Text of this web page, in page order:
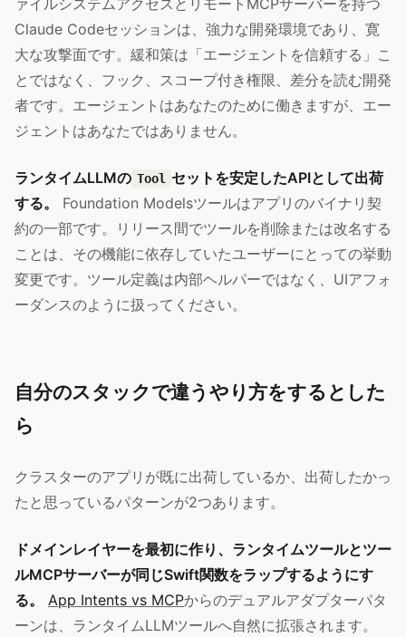
ァイルシステムアクセスとリモートMCPサーバーを持つ
Claude Codeセッションは、強力な開発環境であり、寛
大な攻撃面です。緩和策は「エージェントを信頼する」こ
とではなく、フック、スコープ付き権限、差分を読む開発
者です。エージェントはあなたのために働きますが、エー
ジェントはあなたではありません。
ランタイムLLMの Tool セットを安定したAPIとして出荷
する。
Foundation Modelsツールはアプリのバイナリ契
約の一部です。リリース間でツールを削除または改名する
ことは、その機能に依存していたユーザーにとっての挙動
変更です。ツール定義は内部ヘルパーではなく、UIアフォ
ーダンスのように扱ってください。
自分のスタックで違うやり方をするとした
ら
クラスターのアプリが既に出荷しているか、出荷したかっ
たと思っているパターンが2つあります。
ドメインレイヤーを最初に作り、ランタイムツールとツー
ルMCPサーバーが同じSwift関数をラップするようにす
る。
App Intents vs MCPからのデュアルアダプターパタ
ーンは、ランタイムLLMツールへ自然に拡張されます。